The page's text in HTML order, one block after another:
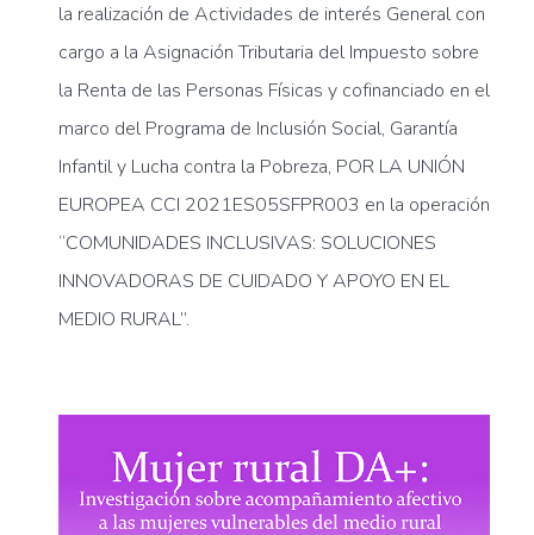
la realización de Actividades de interés General con
cargo a la Asignación Tributaria del Impuesto sobre
la Renta de las Personas Físicas y cofinanciado en el
marco del Programa de Inclusión Social, Garantía
Infantil y Lucha contra la Pobreza, POR LA UNIÓN
EUROPEA CCI 2021ES05SFPR003 en la operación
“COMUNIDADES INCLUSIVAS: SOLUCIONES
INNOVADORAS DE CUIDADO Y APOYO EN EL
MEDIO RURAL”.